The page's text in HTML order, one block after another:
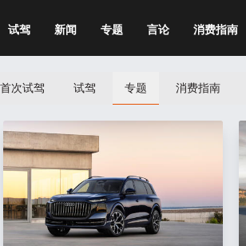
试驾 新闻 专题 言论 消费指南
首次试驾 试驾 专题 消费指南